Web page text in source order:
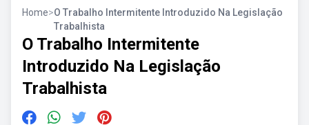
Home>O Trabalho Intermitente Introduzido Na Legislação
Trabalhista
O Trabalho Intermitente
Introduzido Na Legislação
Trabalhista